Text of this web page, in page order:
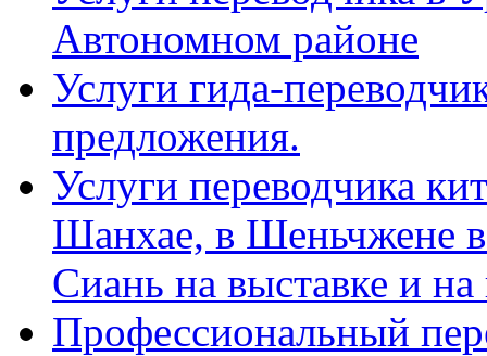
Автономном районе
Услуги гида-
предложения.
Услуги переводчика
Шанхае, в Шеньчжене
Сиань на выставке и
Профессиональный